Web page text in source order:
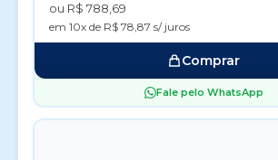
ou R$ 788,69
em 10x de R$ 78,87 s/ juros
Comprar
Fale pelo WhatsApp